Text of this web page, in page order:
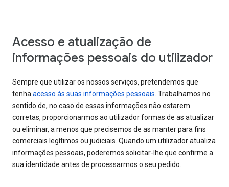
Acesso e atualização de
informações pessoais do utilizador
Sempre que utilizar os nossos serviços, pretendemos que
tenhaacesso às suas informações pessoais. Trabalhamos no
sentido de, no caso de essas informações não estarem
corretas, proporcionarmos ao utilizador formas de as atualizar
ou eliminar, a menos que precisemos de as manter para fins
comerciais legítimos ou judiciais. Quando um utilizador atualiza
informações pessoais, poderemos solicitar-lhe que confirme a
sua identidade antes de processarmos o seu pedido.